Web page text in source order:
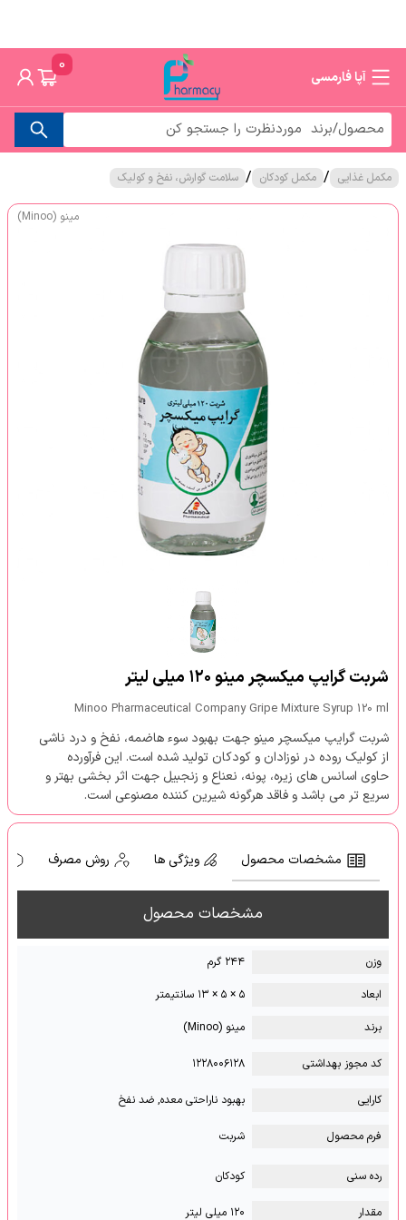
آپا فارمسی
0
مکمل غذایی / مکمل کودکان / سلامت گوارش، نفخ و کولیک
مینو (Minoo)
شربت گرایپ میکسچر مینو ۱۲۰ میلی لیتر
Minoo Pharmaceutical Company Gripe Mixture Syrup 120 ml
شربت گرایپ میکسچر مینو جهت بهبود سوء هاضمه، نفخ و درد ناشی
از کولیک روده در نوزادان و کودکان تولید شده است. این فرآورده
حاوی اسانس های زیره، پونه، نعناع و زنجبیل جهت اثر بخشی بهتر و
سریع تر می باشد و فاقد هرگونه شیرین کننده مصنوعی است.
مشخصات محصول ویژگی ها روش مصرف
مشخصات محصول
وزن
۲۴۴ گرم
ابعاد
۵ × ۵ × ۱۳ سانتیمتر
برند
مینو (Minoo)
کد مجوز بهداشتی ۱۲۲۸۰۰۶۱۲۸
کارایی بهبود ناراحتی معده, ضد نفخ
فرم محصول شربت
رده سنی کودکان
مقدار ۱۲۰ میلی لیتر